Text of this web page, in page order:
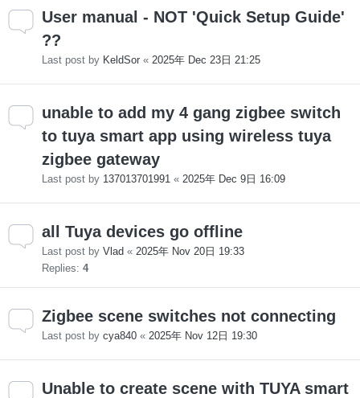
User manual - NOT 'Quick Setup Guide'
??
Last post by KeldSor « 2025年 Dec 23日 21:25
unable to add my 4 gang zigbee switch
to tuya smart app using wireless tuya
zigbee gateway
Last post by 137013701991 « 2025年 Dec 9日 16:09
all Tuya devices go offline
Last post by Vlad « 2025年 Nov 20日 19:33
Replies: 4
Zigbee scene switches not connecting
Last post by cya840 « 2025年 Nov 12日 19:30
Unable to create scene with TUYA smart